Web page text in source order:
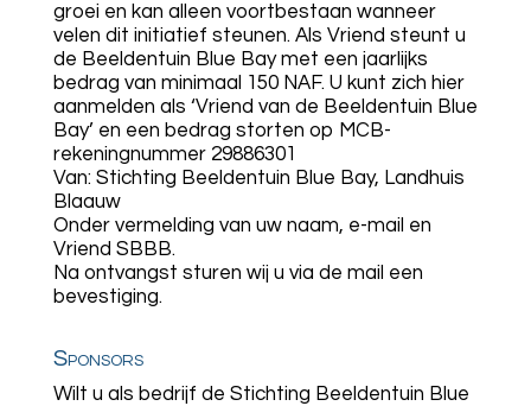
groei en kan alleen voortbestaan wanneer
velen dit initiatief steunen. Als Vriend steunt u
de Beeldentuin Blue Bay met een jaarlijks
bedrag van minimaal 150 NAF. U kunt zich hier
aanmelden als ‘Vriend van de Beeldentuin Blue
Bay’ en een bedrag storten op MCB-
rekeningnummer 29886301
Van: Stichting Beeldentuin Blue Bay, Landhuis
Blaauw
Onder vermelding van uw naam, e-mail en
Vriend SBBB.
Na ontvangst sturen wij u via de mail een
bevestiging.
Sponsors
Wilt u als bedrijf de Stichting Beeldentuin Blue